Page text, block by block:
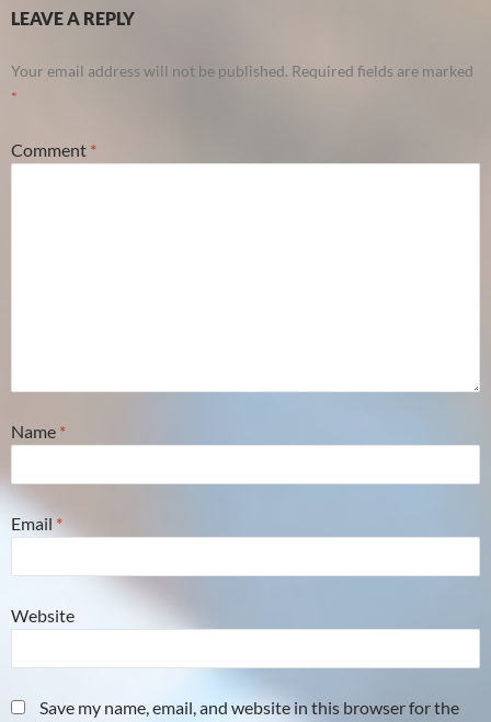
LEAVE A REPLY
Your email address will not be published. Required fields are marked
*
Comment *
Name *
Email *
Website
Save my name, email, and website in this browser for the